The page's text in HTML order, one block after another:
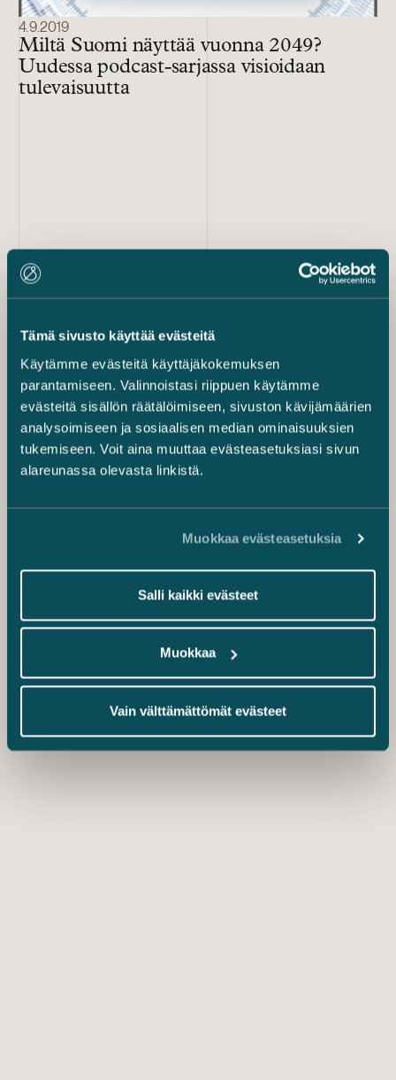
Tämä sivusto käyttää evästeitä
Käytämme evästeitä käyttäjäkokemuksen
parantamiseen. Valinnoistasi riippuen käytämme
evästeitä sisällön räätälöimiseen, sivuston kävijämäärien
analysoimiseen ja sosiaalisen median ominaisuuksien
tukemiseen. Voit aina muuttaa evästeasetuksiasi sivun
alareunassa olevasta linkistä.
Muokkaa evästeasetuksia
Salli kaikki evästeet
Muokkaa
Vain välttämättömät evästeet
4.9.2019
Miltä Suomi näyttää vuonna 2049?
Uudessa podcast-sarjassa visioidaan
tulevaisuutta